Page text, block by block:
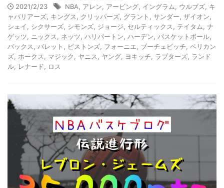
2021/2/23 NBA, アレン, アービング, イングラム, ウルブズ, キ
ャバリアーズ, キングス, クリッパーズ, グラント , サンダー, ザイオン,
シェイ, シクサーズ, シモンズ, ジョージ, セルティックス, テイタム, ナ
ゲッツ, ニックス, ネッツ, ハリバートン, ハーデン, バスケットボール,
バックス, バレット , ピストンズ, フォーニエ, ブーチェビッチ, ペリカン
ズ, ホークス, マジック, ヤニス, ヤング, ヨキッチ, ラプターズ, ランド
ル, レナード, ロス